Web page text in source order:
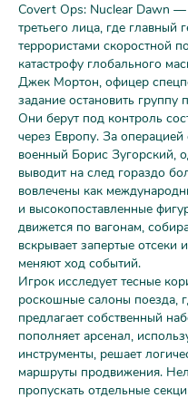
Covert Ops: Nuclear Dawn —
третьего лица, где главный
террористами скоростной
катастрофу глобального
Джек Мортон, офицер
задание остановить
Они берут под контроль
через Европу. За
военный Борис Зугорский,
выводит на след гораздо
вовлечены как
и высокопоставленные
движется по вагонам,
вскрывает запертые
меняют ход событий.
Игрок исследует тесные
роскошные салоны поезда,
предлагает собственный
пополняет арсенал,
инструменты, решает
маршруты продвижения.
пропускать отдельные